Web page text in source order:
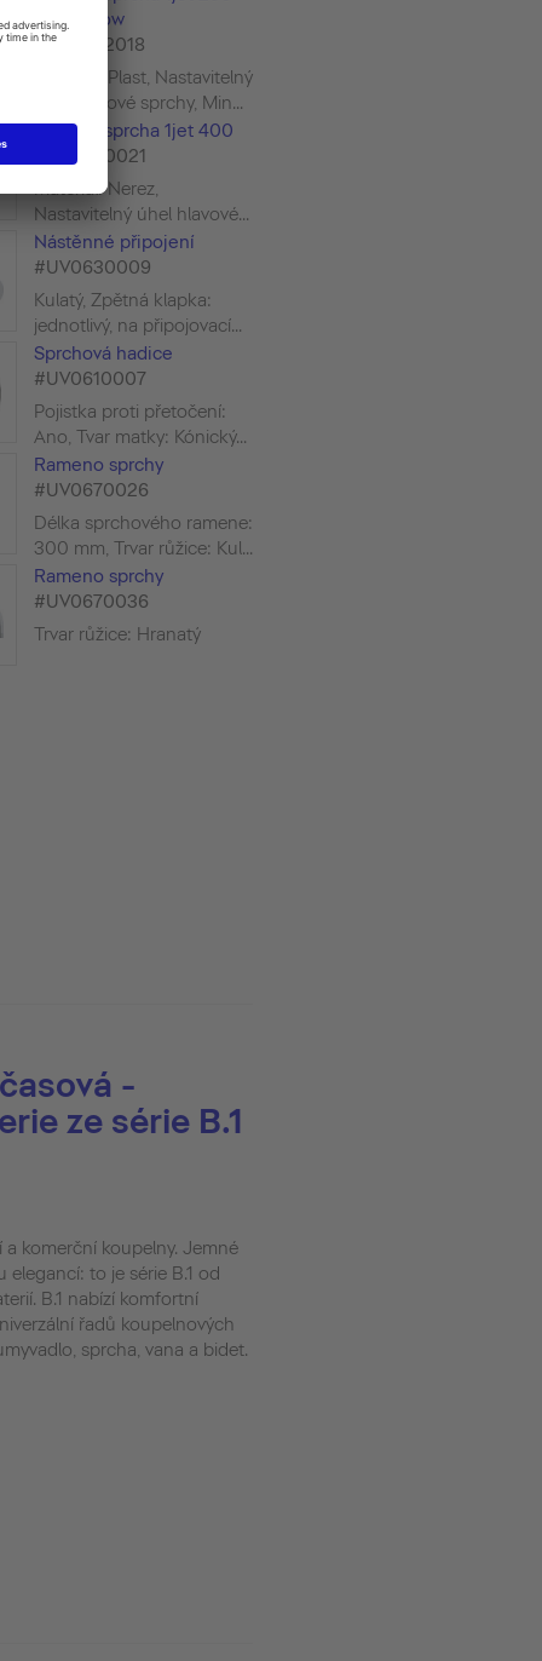
MinusFlow
#UV0662018
Materiál: Plast, Nastavitelný
úhel hlavové sprchy, Min...
Hlavová sprcha 1jet 400
#UV0660021
Materiál: Nerez,
Nastavitelný úhel hlavové...
Nástěnné připojení
#UV0630009
Kulatý, Zpětná klapka:
jednotlivý, na připojovací...
Sprchová hadice
#UV0610007
Pojistka proti přetočení:
Ano, Tvar matky: Kónický...
Rameno sprchy
#UV0670026
Délka sprchového ramene:
300 mm, Trvar růžice: Kul...
Rameno sprchy
#UV0670036
Trvar růžice: Hranatý
-
ze série B.1
komerční koupelny. Jemné
elegancí: to je série B.1 od
B.1 nabízí komfortní
řadů koupelnových
sprcha, vana a bidet.